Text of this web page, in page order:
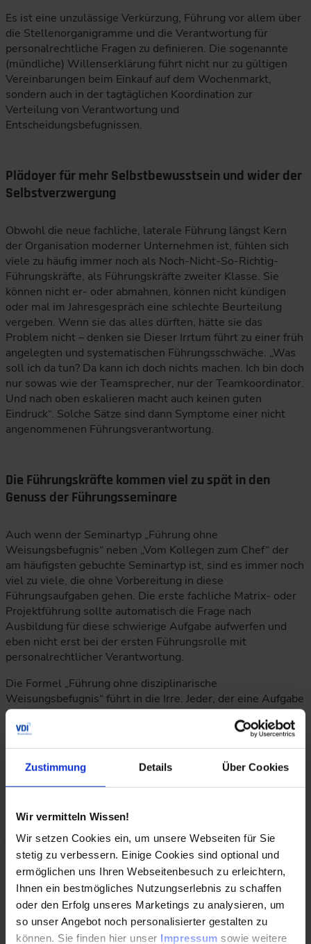
Zustimmung Details Über Cookies
Wir vermitteln Wissen!
Wir setzen Cookies ein, um unsere Webseiten für Sie
stetig zu verbessern. Einige Cookies sind optional und
ermöglichen uns Ihren Webseitenbesuch zu erleichtern,
Ihnen ein bestmögliches Nutzungserlebnis zu schaffen
oder den Erfolg unseres Marketings zu analysieren, um
so unser Angebot noch personalisierter gestalten zu
können. Sie finden hier unser Impressum sowie weitere
Es ist eine unzulässige Verkürzung, Führung vor allem über
die Stellenorganigramme und die Verantwortung für
personalrechtliche Fragen zu definieren. Die sogenannte
(mündliche) Willenserklärung führt nicht nur zu gültigen
Vereinbarungen beim Einkauf auf dem Wochenmarkt,
sondern auch in der tagtäglichen Koordination zur
Verteilung von Verantwortung und
Entscheidungsbefugnissen.
Plädoyer für mehr Selbstbewusstsein und wider der
Selbstverzwergung
Obwohl die neue fachliche, laterale Führung längst Kern
der Organisation moderner Unternehmen ist, fühlen sich
viele zu häufig immer noch als Noch-Nicht-So-Richtig-
Führungskräfte, als Führungskräfte zweiter Klasse. Sie
können nicht er- oder abmahnen, können nicht kündigen
oder mal im Jahresgespräch eine schlechte Beurteilung
vergeben. Wenn sie das alles dürften, hätte sie das
Problem nicht – denken sie Dieser Irrtum führt zu einer früh
angelegten und systematischen Führungsschwäche. „Was
soll ich da tun? Da kann ich doch nichts machen. Ich bin doch
nur sowas wie der Teamsprecher, nur der Teamkoordinator.
Und nach oben eskalieren macht auch keinen guten
Eindruck“. Solche Sätze sind dann Symptome einer nicht
angenommenen Führungsverantwortung.
Die Führungskräfte kommen viel zu spät in den
Genuss der Führungsseminare
Auch wenn der Seminartyp „Führung ohne
Weisungsbefugnis“ neben „Vom Kollegen zum Chef“ der
am häufigsten gebuchte Seminartyp ist, sind es immer noch
viel zu viele, die ohne Vorbereitung in diese
Führungsaufgaben gehen. Die erste fachliche Matrix- oder
Projektführung sollte automatisch die Frage nach
Ausbildung für diese schwierige Aufgabe aufwerfen und
eben nicht erst bei der ersten Führungsrolle mit
personalrechtlicher Verantwortung.
Die Formel „Führung ohne disziplinarische
Weisungsbefugnis“ führt in die Irre. Jeder, der eine Aufgabe
hat, deren Erfüllung von anderen abhängig ist, hat ein
Führungsmandat – egal, wo er in der Hierarchie steht. In
modernen Unternehmen trifft das auf fast alle Stellen zu.
Sobald ich einen Führungsjob habe, gehört es auch zu
meiner Verantwortung, die gesamte Bandbreite von
Führungsaufgaben zu erfüllen. Ich würde meinen Job als
klarstellen würde, was genau ich bis wann für die
Joberfüllung brauche und wenn ich nicht nachfragen würde,
was in der Kommunikation besser gemacht werden kann.
Wir sind alle Führungskräfte, sobald wir
Verantwortung dafür bekommen, was andere tun